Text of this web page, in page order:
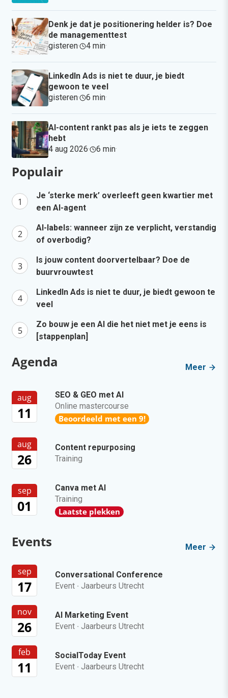
Denk je dat je positionering helder is? Doe
de managementtest
gisteren· 4 min·
LinkedIn Ads is niet te duur, je biedt
gewoon te veel
gisteren· 6 min·
AI-content rankt pas als je iets te zeggen
hebt
4 aug 2026· 6 min·
Populair
Je ‘sterke merk’ overleeft geen kwartier met
een AI-agent
AI-labels: wanneer zijn ze verplicht, verstandig
of overbodig?
Is jouw content doorvertelbaar? Doe de
buurvrouwtest
LinkedIn Ads is niet te duur, je biedt gewoon te
veel
Zo bouw je een AI die het niet met je eens is
[stappenplan]
Agenda Meer
aug
11
SEO & GEO met AI
Online mastercourse
Beoordeeld met een 9!
aug
26
Content repurposing
Training
sep
01
Canva met AI
Training
Laatste plekken
Events Meer
sep
17
Conversational Conference
Event · Jaarbeurs Utrecht
nov
26
AI Marketing Event
Event · Jaarbeurs Utrecht
feb
11
SocialToday Event
Event · Jaarbeurs Utrecht